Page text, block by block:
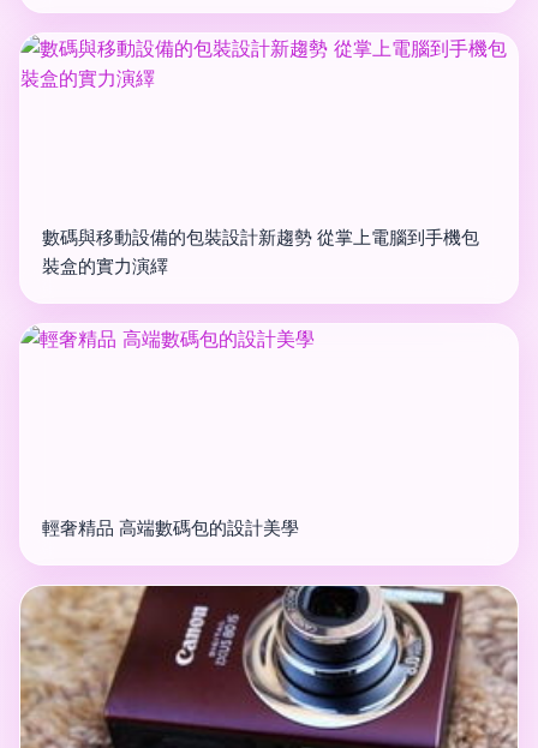
數碼與移動設備的包裝設計新趨勢 從掌上電腦到手機包
裝盒的實力演繹
輕奢精品 高端數碼包的設計美學